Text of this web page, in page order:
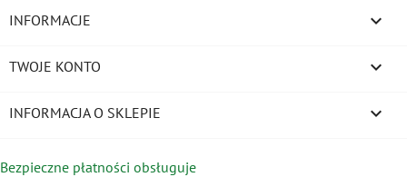
INFORMACJE 
TWOJE KONTO 
INFORMACJA O SKLEPIE keyboard_arrow_down
Bezpieczne płatności obsługuje